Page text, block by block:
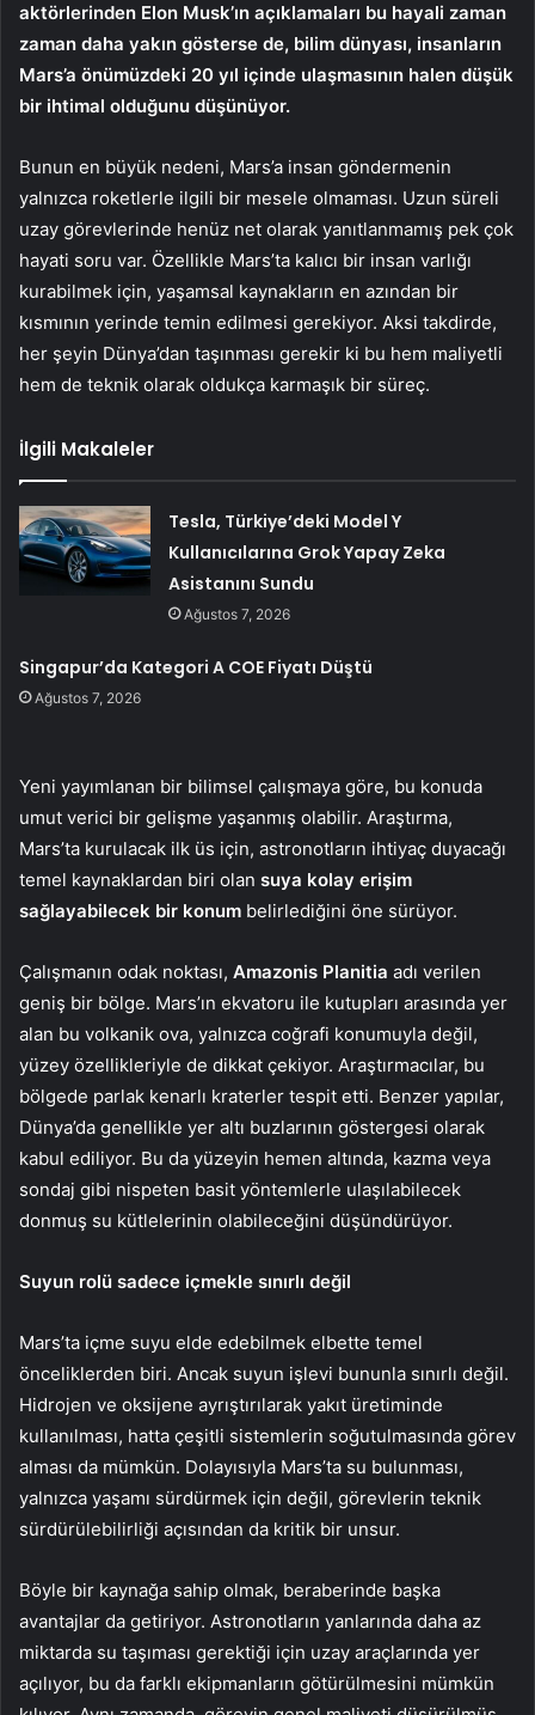
aktörlerinden Elon Musk’ın açıklamaları bu hayali zaman
zaman daha yakın gösterse de, bilim dünyası, insanların
Mars’a önümüzdeki 20 yıl içinde ulaşmasının halen düşük
bir ihtimal olduğunu düşünüyor.
Bunun en büyük nedeni, Mars’a insan göndermenin
yalnızca roketlerle ilgili bir mesele olmaması. Uzun süreli
uzay görevlerinde henüz net olarak yanıtlanmamış pek çok
hayati soru var. Özellikle Mars’ta kalıcı bir insan varlığı
kurabilmek için, yaşamsal kaynakların en azından bir
kısmının yerinde temin edilmesi gerekiyor. Aksi takdirde,
her şeyin Dünya’dan taşınması gerekir ki bu hem maliyetli
hem de teknik olarak oldukça karmaşık bir süreç.
İlgili Makaleler
Tesla, Türkiye’deki Model Y
Kullanıcılarına Grok Yapay Zeka
Asistanını Sundu
Ağustos 7, 2026
Singapur’da Kategori A COE Fiyatı Düştü
Ağustos 7, 2026
Yeni yayımlanan bir bilimsel çalışmaya göre, bu konuda
umut verici bir gelişme yaşanmış olabilir. Araştırma,
Mars’ta kurulacak ilk üs için, astronotların ihtiyaç duyacağı
temel kaynaklardan biri olan suya kolay erişim
sağlayabilecek bir konum belirlediğini öne sürüyor.
Çalışmanın odak noktası, Amazonis Planitia adı verilen
geniş bir bölge. Mars’ın ekvatoru ile kutupları arasında yer
alan bu volkanik ova, yalnızca coğrafi konumuyla değil,
yüzey özellikleriyle de dikkat çekiyor. Araştırmacılar, bu
bölgede parlak kenarlı kraterler tespit etti. Benzer yapılar,
Dünya’da genellikle yer altı buzlarının göstergesi olarak
kabul ediliyor. Bu da yüzeyin hemen altında, kazma veya
sondaj gibi nispeten basit yöntemlerle ulaşılabilecek
donmuş su kütlelerinin olabileceğini düşündürüyor.
Suyun rolü sadece içmekle sınırlı değil
Mars’ta içme suyu elde edebilmek elbette temel
önceliklerden biri. Ancak suyun işlevi bununla sınırlı değil.
Hidrojen ve oksijene ayrıştırılarak yakıt üretiminde
kullanılması, hatta çeşitli sistemlerin soğutulmasında görev
alması da mümkün. Dolayısıyla Mars’ta su bulunması,
yalnızca yaşamı sürdürmek için değil, görevlerin teknik
sürdürülebilirliği açısından da kritik bir unsur.
Böyle bir kaynağa sahip olmak, beraberinde başka
avantajlar da getiriyor. Astronotların yanlarında daha az
miktarda su taşıması gerektiği için uzay araçlarında yer
açılıyor, bu da farklı ekipmanların götürülmesini mümkün